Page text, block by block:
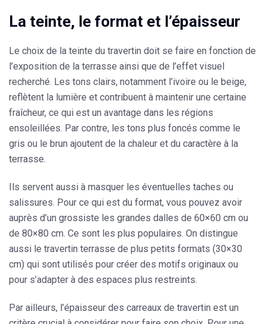
La teinte, le format et l’épaisseur
Le choix de la teinte du travertin doit se faire en fonction de
l’exposition de la terrasse ainsi que de l’effet visuel
recherché. Les tons clairs, notamment l’ivoire ou le beige,
reflètent la lumière et contribuent à maintenir une certaine
fraîcheur, ce qui est un avantage dans les régions
ensoleillées. Par contre, les tons plus foncés comme le
gris ou le brun ajoutent de la chaleur et du caractère à la
terrasse.
Ils servent aussi à masquer les éventuelles taches ou
salissures. Pour ce qui est du format, vous pouvez avoir
auprès d’un grossiste les grandes dalles de 60×60 cm ou
de 80×80 cm. Ce sont les plus populaires. On distingue
aussi le travertin terrasse de plus petits formats (30×30
cm) qui sont utilisés pour créer des motifs originaux ou
pour s’adapter à des espaces plus restreints.
Par ailleurs, l’épaisseur des carreaux de travertin est un